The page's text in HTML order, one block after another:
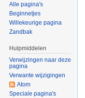
Alle pagina's
Beginnetjes
Willekeurige pagina
Zandbak
Hulpmiddelen
Verwijzingen naar deze
pagina
Verwante wijzigingen
Atom
Speciale pagina's